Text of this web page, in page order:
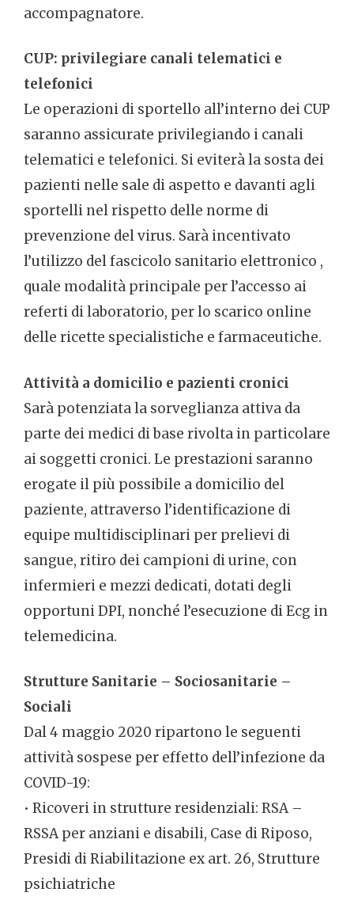
accompagnatore.
CUP: privilegiare canali telematici e
telefonici
Le operazioni di sportello all’interno dei CUP
saranno assicurate privilegiando i canali
telematici e telefonici. Si eviterà la sosta dei
pazienti nelle sale di aspetto e davanti agli
sportelli nel rispetto delle norme di
prevenzione del virus. Sarà incentivato
l’utilizzo del fascicolo sanitario elettronico ,
quale modalità principale per l’accesso ai
referti di laboratorio, per lo scarico online
delle ricette specialistiche e farmaceutiche.
Attività a domicilio e pazienti cronici
Sarà potenziata la sorveglianza attiva da
parte dei medici di base rivolta in particolare
ai soggetti cronici. Le prestazioni saranno
erogate il più possibile a domicilio del
paziente, attraverso l’identificazione di
equipe multidisciplinari per prelievi di
sangue, ritiro dei campioni di urine, con
infermieri e mezzi dedicati, dotati degli
opportuni DPI, nonché l’esecuzione di Ecg in
telemedicina.
Strutture Sanitarie – Sociosanitarie –
Sociali
Dal 4 maggio 2020 ripartono le seguenti
attività sospese per effetto dell’infezione da
COVID-19:
• Ricoveri in strutture residenziali: RSA –
RSSA per anziani e disabili, Case di Riposo,
Presidi di Riabilitazione ex art. 26, Strutture
psichiatriche